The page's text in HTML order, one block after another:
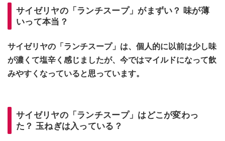
サイゼリヤの「ランチスープ」がまずい？ 味が薄
いって本当？
サイゼリヤの「ランチスープ」は、個人的に以前は少し味
が濃くて塩辛く感じましたが、今ではマイルドになって飲
みやすくなっていると思っています。
サイゼリヤの「ランチスープ」はどこが変わっ
た？ 玉ねぎは入っている？